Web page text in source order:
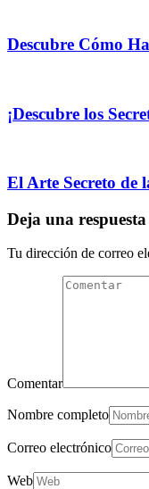
Descubre Cómo
¡Descubre los
El Arte Secreto de
Deja una respuesta
Tu dirección de correo
Comentar
Nombre completo
Correo electrónico
Web